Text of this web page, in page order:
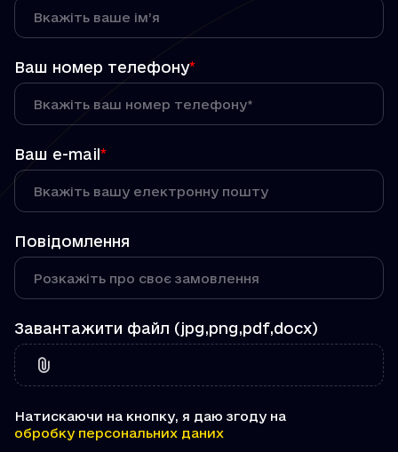
Ваш номер телефону*
Ваш e-mail *
Повідомлення
Завантажити файл (jpg,png,pdf,docx)
Натискаючи на кнопку, я даю згоду на
обробку персональних даних